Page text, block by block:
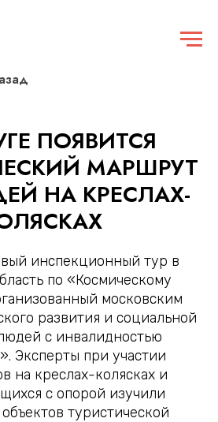
ПОЯВИТСЯ
МАРШРУТ
НА КРЕСЛАХ-
инспекционный тур в
по «Космическому
московским
развития и социальной
с инвалидностью
Эксперты при участии
на креслах-колясках и
с опорой изучили
туристической